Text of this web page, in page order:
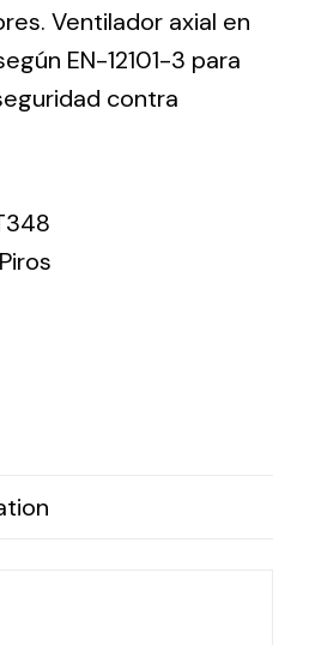
solares para todo tipo
Ventilador axial en
EN-12101-3 para
contra